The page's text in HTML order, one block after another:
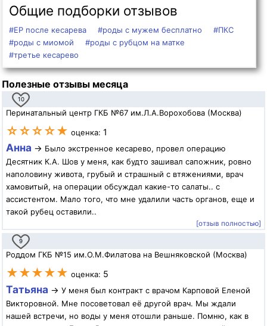
Общие подборки отзывов
#ЕР после кесарева #роды с мужем бесплатно
#ПКС
#роды с миомой
#роды с рубцом на матке
#третье кесарево
Полезные отзывы месяца
10
Перинатальный центр ГКБ №67 им.Л.А.Ворохобова (Москва)
☆☆☆☆★ оценка: 1
Анна → Было экстренное кесарево, провел операцию
Десятник К.А. Шов у меня, как будто зашивал сапожник, ровно
наполовину живота, грубый и страшный с втяжениями, врач
хамовитый, на операции обсуждал какие-то салаты.. с
ассистентом. Мало того, что мне удалили часть органов, еще и
такой рубец оставили..
[отзыв полностью]
9
Роддом ГКБ №15 им.О.М.Филатова на Вешняковской (Москва)
★★★★★ оценка: 5
Татьяна → У меня был контракт с врачом Карповой Еленой
Викторовной. Мне посоветовал её другой врач. Мы ждали
нашей встречи, но воды у меня отошли раньше. Помню, как в